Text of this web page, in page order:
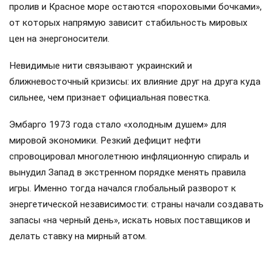
пролив и Красное море остаются «пороховыми бочками»,
от которых напрямую зависит стабильность мировых
цен на энергоносители.
Невидимые нити связывают украинский и
ближневосточный кризисы: их влияние друг на друга куда
сильнее, чем признает официальная повестка.
Эмбарго 1973 года стало «холодным душем» для
мировой экономики. Резкий дефицит нефти
спровоцировал многолетнюю инфляционную спираль и
вынудил Запад в экстренном порядке менять правила
игры. Именно тогда начался глобальный разворот к
энергетической независимости: страны начали создавать
запасы «на черный день», искать новых поставщиков и
делать ставку на мирный атом.